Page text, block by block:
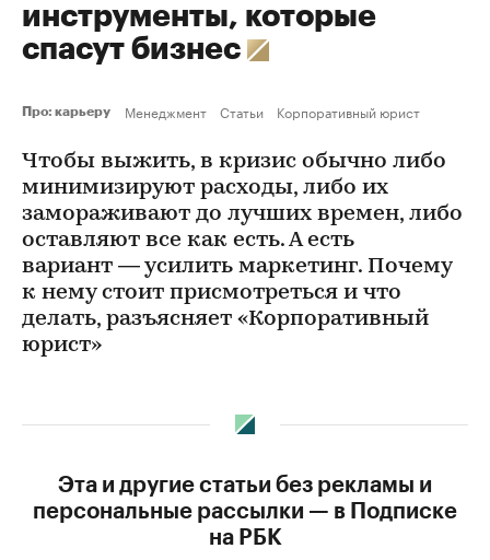
инструменты, которые
спасут бизнес
Про: карьеру Менеджмент Статьи Корпоративный юрист
Чтобы выжить, в кризис обычно либо
минимизируют расходы, либо их
замораживают до лучших времен, либо
оставляют все как есть. А есть
вариант — усилить маркетинг. Почему
к нему стоит присмотреться и что
делать, разъясняет «Корпоративный
юрист»
Эта и другие статьи без рекламы и
персональные рассылки — в Подписке
на РБК